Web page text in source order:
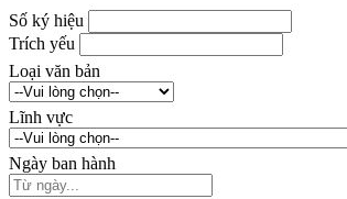
Số ký hiệu
Trích yếu
Loại văn bản
Lĩnh vực
Ngày ban hành